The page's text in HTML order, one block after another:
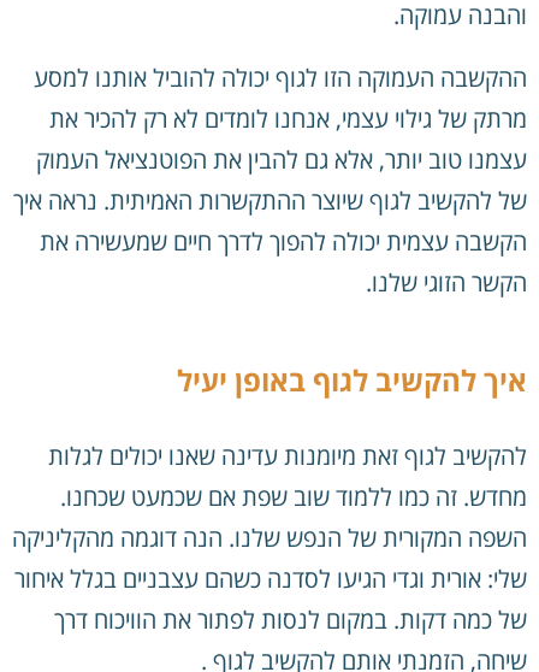
והבנה עמוקה.
ההקשבה העמוקה הזו לגוף יכולה להוביל אותנו למסע
מרתק של גילוי עצמי, אנחנו לומדים לא רק להכיר את
עצמנו טוב יותר, אלא גם להבין את הפוטנציאל העמוק
של להקשיב לגוף שיוצר ההתקשרות האמיתית. נראה איך
הקשבה עצמית יכולה להפוך לדרך חיים שמעשירה את
הקשר הזוגי שלנו.
איך להקשיב לגוף באופן יעיל
להקשיב לגוף זאת מיומנות עדינה שאנו יכולים לגלות
מחדש. זה כמו ללמוד שוב שפת אם שכמעט שכחנו.
השפה המקורית של הנפש שלנו. הנה דוגמה מהקליניקה
שלי: אורית וגדי הגיעו לסדנה כשהם עצבניים בגלל איחור
של כמה דקות. במקום לנסות לפתור את הוויכוח דרך
שיחה, הזמנתי אותם להקשיב לגוף .